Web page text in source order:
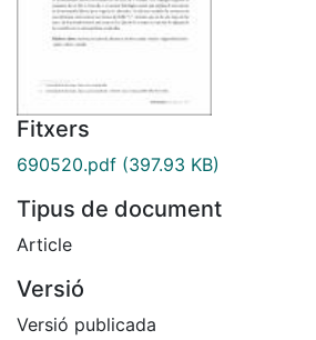
Fitxers
690520.pdf (397.93 KB)
Tipus de document
Article
Versió
Versió publicada